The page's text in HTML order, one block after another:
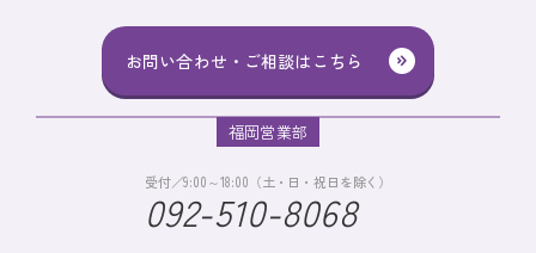
お問い合わせ・ご相談はこちら
福岡営業部
受付／9:00～18:00（土・日・祝日を除く）
092-510-8068